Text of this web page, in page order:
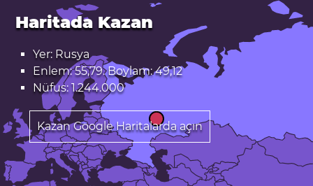
Haritada Kazan
Yer: Rusya
Enlem: 55,79. Boylam: 49,12
Nüfus: 1.244.000
Kazan Google Haritalarda açın